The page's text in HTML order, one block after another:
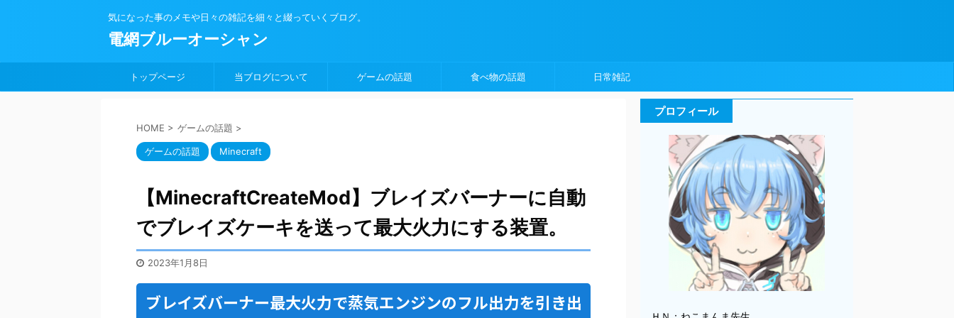
気になった事のメモや日々の雑記を細々と綴っていくブログ。
電網ブルーオーシャン
トップページ 当ブログについて ゲームの話題 食べ物の話題 日常雑記
HOME > ゲームの話題 >
ゲームの話題 Minecraft
【MinecraftCreateMod】ブレイズバーナーに自動
でブレイズケーキを送って最大火力にする装置。
2023年1月8日
ブレイズバーナー最大火力で蒸気エンジンのフル出力を引き出
プロフィール